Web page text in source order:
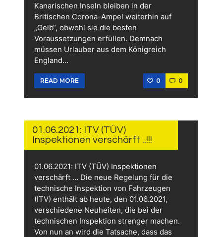
Kanarischen Inseln bleiben in der
Britischen Corona-Ampel weiterhin auf
„Gelb“, obwohl sie die besten
Voraussetzungen erfüllen. Demnach
müssen Urlauber aus dem Königreich
England…
READ MORE 0 0
2021
01.06.2021: ITV (TÜV)
Inspektionen verschärft ..!!!
01.06.2021: ITV (TÜV) Inspektionen
verschärft … Die neue Regelung für die
technische Inspektion von Fahrzeugen
(ITV) enthält ab heute, den 01.06.2021,
verschiedene Neuheiten, die bei der
technischen Inspektion strenger machen.
Von nun an wird die Tatsache, dass das